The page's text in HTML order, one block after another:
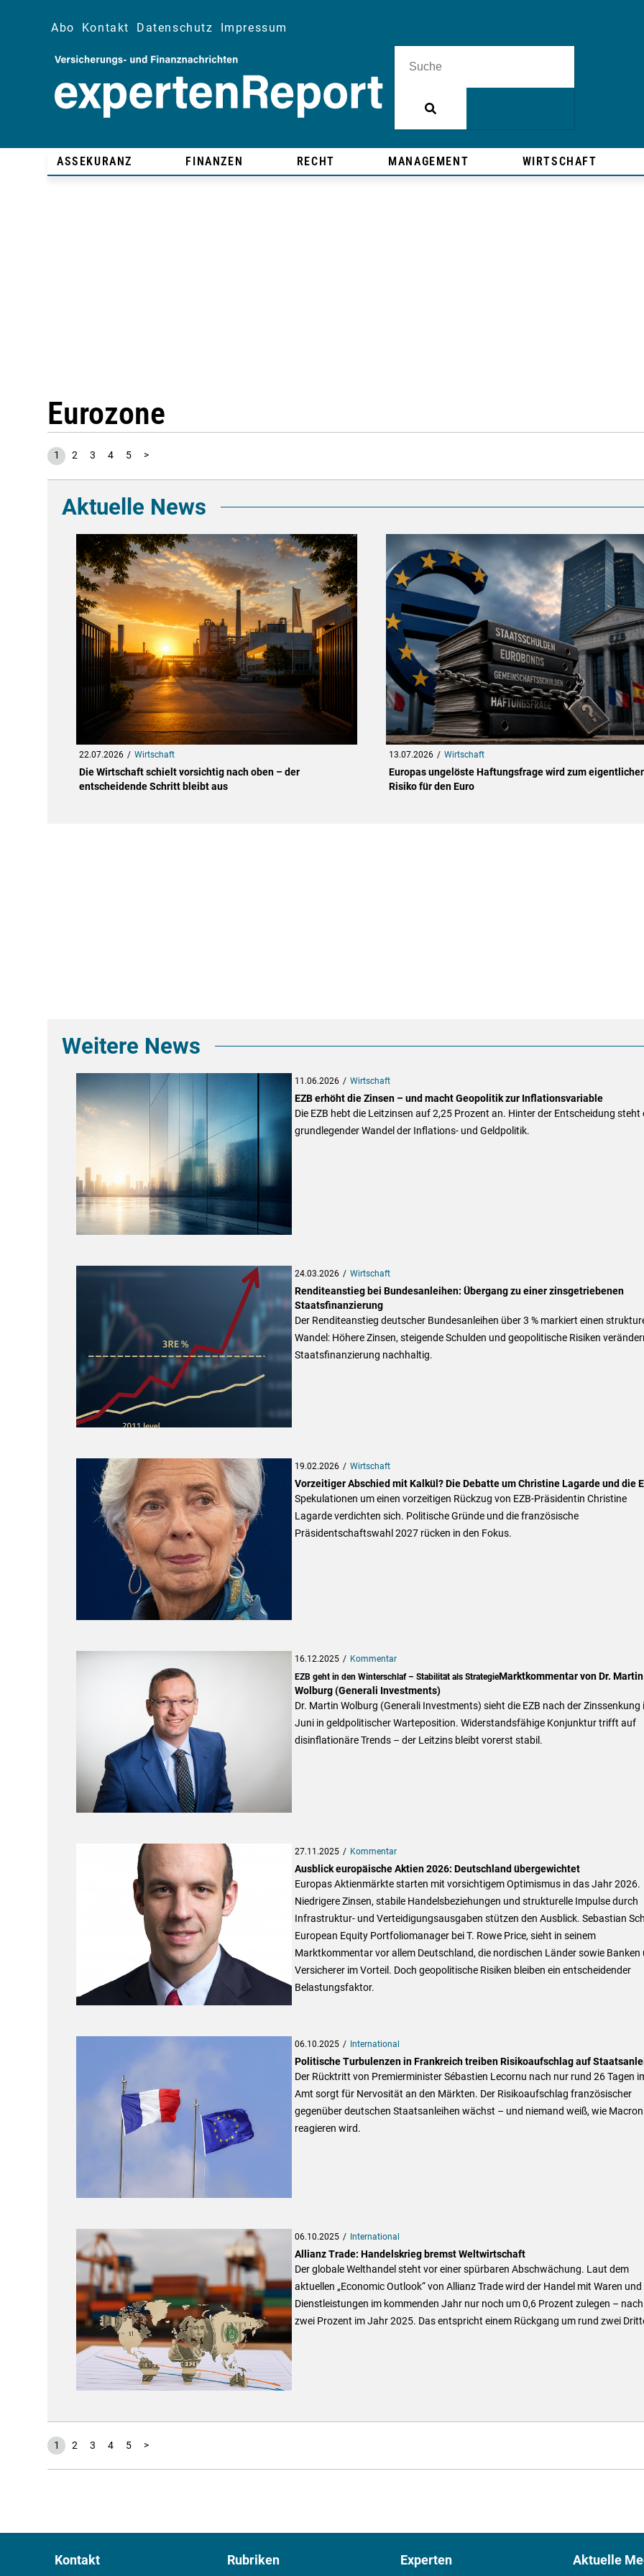
Abo Kontakt Datenschutz Impressum
ASSEKURANZ FINANZEN RECHT MANAGEMENT WIRTSCHAFT
Eurozone
1 2 3 4 5 >
Aktuelle News
22.07.2026 Wirtschaft
Die Wirtschaft schielt vorsichtig nach oben – der
entscheidende Schritt bleibt aus
13.07.2026 Wirtschaft
Europas ungelöste Haftungsfrage wird zum
Risiko für den Euro
Weitere News
11.06.2026 Wirtschaft
EZB erhöht die Zinsen – und macht Geopolitik zur Inflationsvariable
Die EZB hebt die Leitzinsen auf 2,25 Prozent an. Hinter der Entscheidung steht
grundlegender Wandel der Inflations- und Geldpolitik.
24.03.2026 Wirtschaft
Renditeanstieg bei Bundesanleihen: Übergang zu einer zinsgetriebenen
Staatsfinanzierung
Der Renditeanstieg deutscher Bundesanleihen über 3 % markiert einen
Wandel: Höhere Zinsen, steigende Schulden und geopolitische Risiken
Staatsfinanzierung nachhaltig.
19.02.2026 Wirtschaft
Vorzeitiger Abschied mit Kalkül? Die Debatte um Christine Lagarde und die
Spekulationen um einen vorzeitigen Rückzug von EZB-Präsidentin Christine
Lagarde verdichten sich. Politische Gründe und die französische
Präsidentschaftswahl 2027 rücken in den Fokus.
16.12.2025
Kommentar
EZB geht in den Winterschlaf – Stabilität als StrategieMarktkommentar von Dr. Martin
Wolburg (Generali Investments)
Dr. Martin Wolburg (Generali Investments) sieht die EZB nach der Zinssenkung
Juni in geldpolitischer Warteposition. Widerstandsfähige Konjunktur trifft auf
disinflationäre Trends – der Leitzins bleibt vorerst stabil.
27.11.2025 Kommentar
Ausblick europäische Aktien 2026: Deutschland übergewichtet
Europas Aktienmärkte starten mit vorsichtigem Optimismus in das Jahr 2026.
Niedrigere Zinsen, stabile Handelsbeziehungen und strukturelle Impulse durch
Infrastruktur- und Verteidigungsausgaben stützen den Ausblick. Sebastian
European Equity Portfoliomanager bei T. Rowe Price, sieht in seinem
Marktkommentar vor allem Deutschland, die nordischen Länder sowie Banken
Versicherer im Vorteil. Doch geopolitische Risiken bleiben ein entscheidender
Belastungsfaktor.
06.10.2025 International
Politische Turbulenzen in Frankreich treiben Risikoaufschlag auf
Der Rücktritt von Premierminister Sébastien Lecornu nach nur rund 26 Tagen
Amt sorgt für Nervosität an den Märkten. Der Risikoaufschlag französischer
gegenüber deutschen Staatsanleihen wächst – und niemand weiß, wie Macron
reagieren wird.
06.10.2025 International
Allianz Trade: Handelskrieg bremst Weltwirtschaft
Der globale Welthandel steht vor einer spürbaren Abschwächung. Laut dem
aktuellen „Economic Outlook“ von Allianz Trade wird der Handel mit Waren und
Dienstleistungen im kommenden Jahr nur noch um 0,6 Prozent zulegen –
zwei Prozent im Jahr 2025. Das entspricht einem Rückgang um rund zwei
1 2 3 4 5 >
Kontakt Rubriken Experten Aktuelle